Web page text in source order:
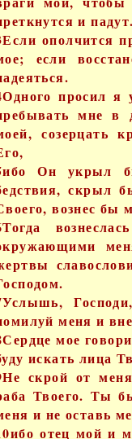
и
ополчится
если
просил я
мне в
созерцать
Он укрыл
скрыл
вознес бы
меня и
мое
искать лица
скрой от
Твоего. Ты
и не оставь
отец мой и